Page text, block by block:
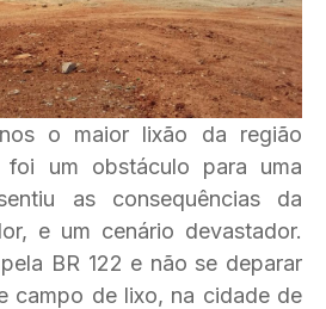
o maior lixão da região
foi um obstáculo para uma
as consequências da
e um cenário devastador.
BR 122 e não se deparar
campo de lixo, na cidade de